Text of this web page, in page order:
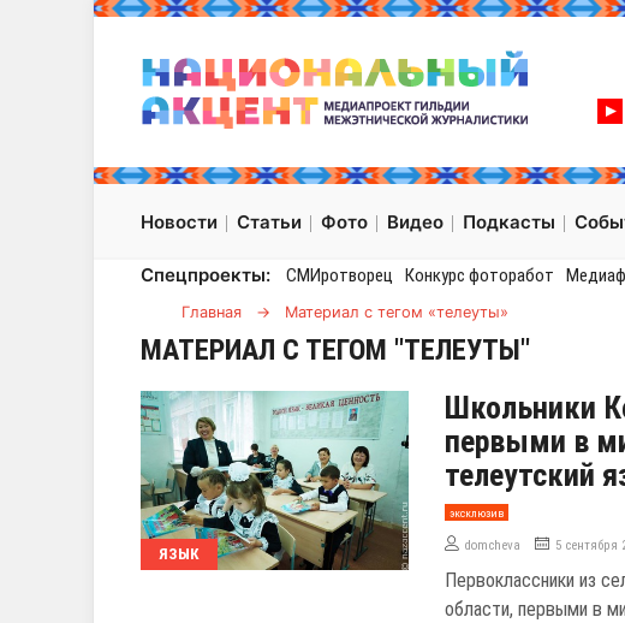
Новости Статьи Фото Видео Подкасты
Спецпроекты: СМИротворец Конкурс фоторабот
Главная → Материал с тегом «телеуты»
МАТЕРИАЛ С ТЕГОМ "ТЕЛЕУТЫ"
ЯЗЫК
Школьники
первыми в
телеутский
эксклюзив
domcheva 5 сентября
Первоклассники из
области, первыми в